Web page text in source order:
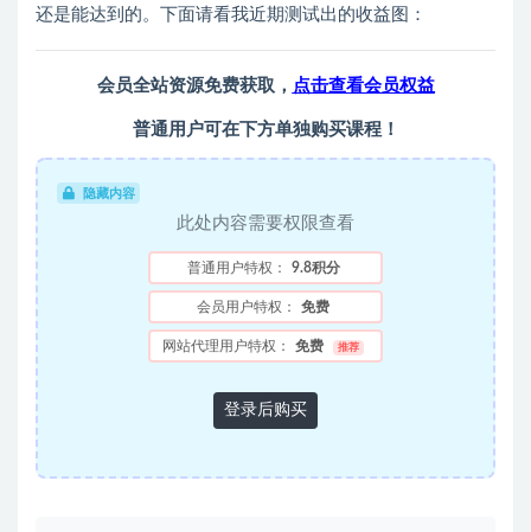
还是能达到的。下面请看我近期测试出的收益图：
会员全站资源免费获取， 点击查看会员权益
普通用户可在下方单独购买课程！
隐藏内容
此处内容需要权限查看
普通用户特权： 9.8积分
会员用户特权： 免费
网站代理用户特权： 免费 推荐
登录后购买